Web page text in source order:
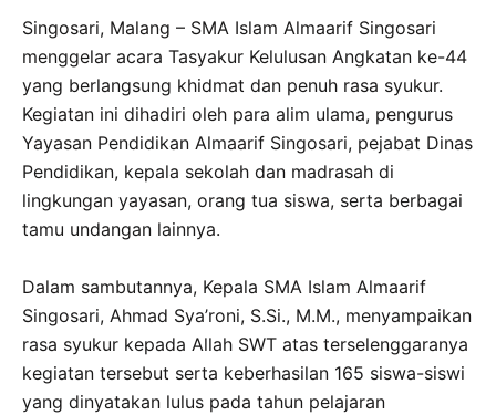
Singosari, Malang – SMA Islam Almaarif Singosari
menggelar acara Tasyakur Kelulusan Angkatan ke-44
yang berlangsung khidmat dan penuh rasa syukur.
Kegiatan ini dihadiri oleh para alim ulama, pengurus
Yayasan Pendidikan Almaarif Singosari, pejabat Dinas
Pendidikan, kepala sekolah dan madrasah di
lingkungan yayasan, orang tua siswa, serta berbagai
tamu undangan lainnya.
Dalam sambutannya, Kepala SMA Islam Almaarif
Singosari, Ahmad Sya’roni, S.Si., M.M., menyampaikan
rasa syukur kepada Allah SWT atas terselenggaranya
kegiatan tersebut serta keberhasilan 165 siswa-siswi
yang dinyatakan lulus pada tahun pelajaran